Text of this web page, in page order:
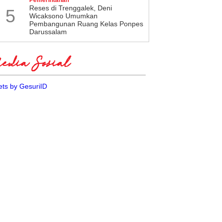
5
​Reses di Trenggalek, Deni
Wicaksono Umumkan
Pembangunan Ruang Kelas Ponpes
Darussalam
Sosial
by GesuriID